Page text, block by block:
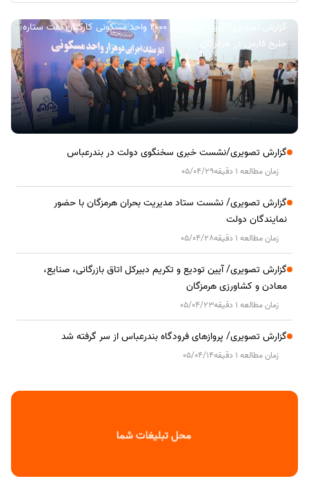
گزارش تصویری/ آیین کلنگ زنی ۲۰۰۰ واحد مسکونی کارکنان نفت ستاره
خلیج فارس در هرمزگان
گزارش تصویری/نشست خبری سخنگوی دولت در بندرعباس
زمان مطالعه 1 دقیقه 05/04/29
گزارش تصویری/ نشست ستاد مدیریت بحران هرمزگان با حضور
نمایندگان دولت
زمان مطالعه 1 دقیقه 05/04/28
گزارش تصویری/ آیین تودیع و تکریم دبیرکل اتاق بازرگانی، صنایع،
معادن و کشاورزی هرمزگان
زمان مطالعه 1 دقیقه 05/04/23
گزارش تصویری/ پروازهای فرودگاه بندرعباس از سر گرفته شد
زمان مطالعه 1 دقیقه 05/04/14